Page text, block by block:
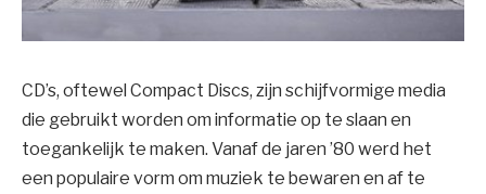
CD’s, oftewel Compact Discs, zijn schijfvormige media
die gebruikt worden om informatie op te slaan en
toegankelijk te maken. Vanaf de jaren ’80 werd het
een populaire vorm om muziek te bewaren en af te